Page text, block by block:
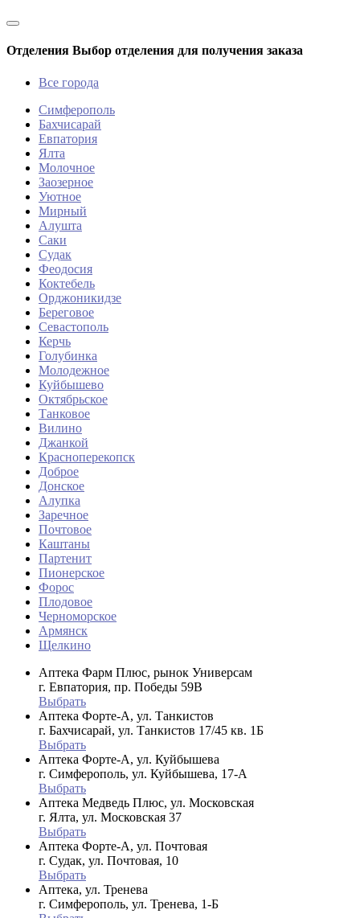
Отделения Выбор отделения для получения заказа
Все города
Симферополь
Бахчисарай
Евпатория
Ялта
Молочное
Заозерное
Уютное
Мирный
Алушта
Саки
Судак
Феодосия
Коктебель
Орджоникидзе
Береговое
Севастополь
Керчь
Голубинка
Молодежное
Куйбышево
Октябрьское
Танковое
Вилино
Джанкой
Красноперекопск
Доброе
Донское
Алупка
Заречное
Почтовое
Каштаны
Партенит
Пионерское
Форос
Плодовое
Черноморское
Армянск
Щелкино
Аптека Фарм Плюс, рынок Универсам
г. Евпатория, пр. Победы 59В
Выбрать
Аптека Форте-А, ул. Танкистов
г. Бахчисарай, ул. Танкистов 17/45 кв. 1Б
Выбрать
Аптека Форте-А, ул. Куйбышева
г. Симферополь, ул. Куйбышева, 17-А
Выбрать
Аптека Медведь Плюс, ул. Московская
г. Ялта, ул. Московская 37
Выбрать
Аптека Форте-А, ул. Почтовая
г. Судак, ул. Почтовая, 10
Выбрать
Аптека, ул. Тренева
г. Симферополь, ул. Тренева, 1-Б